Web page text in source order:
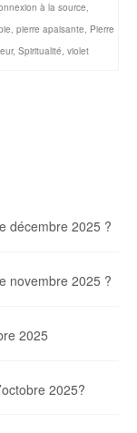
à la source,
, pierre apaisante, Pierre
, Spiritualité, violet
décembre 2025 ?
novembre 2025 ?
2025
2025?